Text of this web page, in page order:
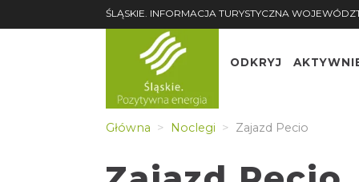
ŚLĄSKIE. INFORMACJA TURYSTYCZNA
ODKRYJ
Główna Noclegi Zajazd Pecio